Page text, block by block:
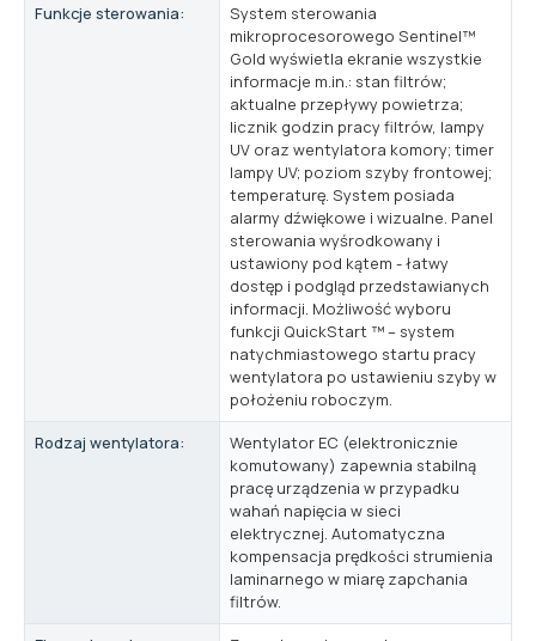
Funkcje sterowania:
System sterowania
mikroprocesorowego Sentinel™
Gold wyświetla ekranie wszystkie
informacje m.in.: stan filtrów;
aktualne przepływy powietrza;
licznik godzin pracy filtrów, lampy
UV oraz wentylatora komory; timer
lampy UV; poziom szyby frontowej;
temperaturę. System posiada
alarmy dźwiękowe i wizualne. Panel
sterowania wyśrodkowany i
ustawiony pod kątem - łatwy
dostęp i podgląd przedstawianych
informacji. Możliwość wyboru
funkcji QuickStart ™ – system
natychmiastowego startu pracy
wentylatora po ustawieniu szyby w
położeniu roboczym.
Rodzaj wentylatora:
Wentylator EC (elektronicznie
komutowany) zapewnia stabilną
pracę urządzenia w przypadku
wahań napięcia w sieci
elektrycznej. Automatyczna
kompensacja prędkości strumienia
laminarnego w miarę zapchania
filtrów.